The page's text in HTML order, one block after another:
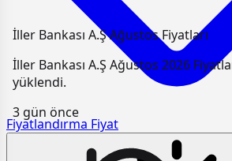
Fiyatlandırma Fiyat
İller Bankası A.Ş Ağustos Fiyatları
İller Bankası A.Ş Ağustos 2026
yüklendi.
3 gün önce